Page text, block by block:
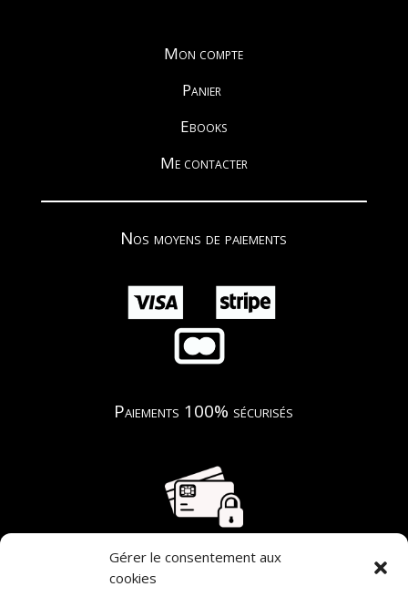
Gérer le consentement aux
cookies
Mon compte
Panier
Ebooks
Me contacter
Nos moyens de paiements
Paiements 100% sécurisés